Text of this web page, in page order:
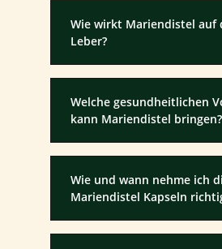
Wie wirkt Mariendistel auf
Leber?
Welche gesundheitlichen
kann Mariendistel bringen?
Wie und wann nehme ich
Mariendistel Kapseln